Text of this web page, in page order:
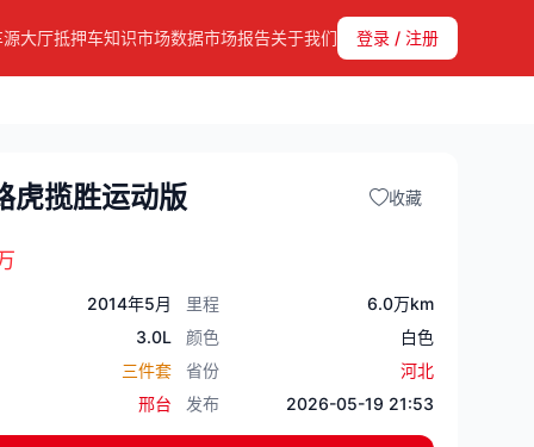
源大厅抵押车知识市场数据市场报告关于我们 登录 / 注册
虎揽胜运动版 收藏
2014年5月 里程
6.0万km
3.0L
颜色
白色
三件套
省份
河北
邢台
发布 2026-05-19 21:53